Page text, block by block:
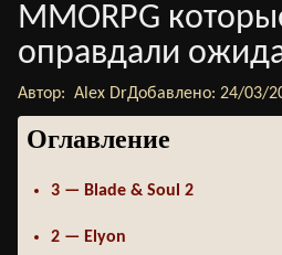
MMORPG
оправдали
Автор: Alex DrДобавлено: 24/03/
Оглавление
3 — Blade & Soul 2
2 — Elyon